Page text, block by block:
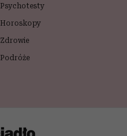
Psychotesty
Horoskopy
Zdrowie
Podróże